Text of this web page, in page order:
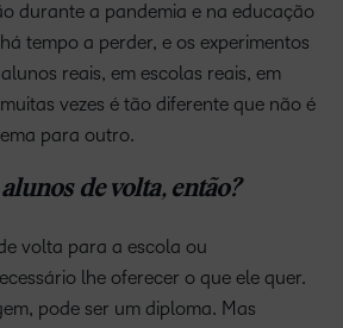
durante a pandemia e na educação
tempo a perder, e os experimentos
reais, em escolas reais, em
vezes é tão diferente que não é
para outro.
de volta, então?
volta para a escola ou
lhe oferecer o que ele quer.
pode ser um diploma. Mas